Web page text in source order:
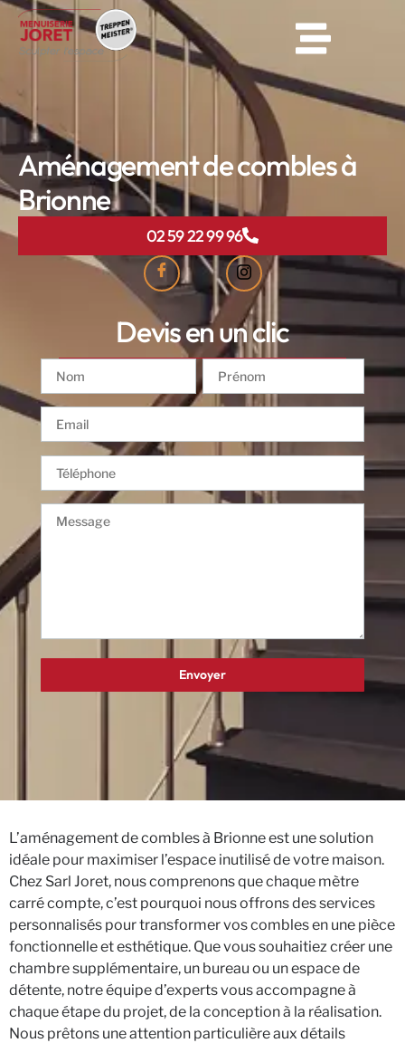
Aménagement de combles à
Brionne
02 59 22 99 96
Devis en un clic
L’aménagement de combles à Brionne est une solution
idéale pour maximiser l’espace inutilisé de votre maison.
Chez Sarl Joret, nous comprenons que chaque mètre
carré compte, c’est pourquoi nous offrons des services
personnalisés pour transformer vos combles en une pièce
fonctionnelle et esthétique. Que vous souhaitiez créer une
chambre supplémentaire, un bureau ou un espace de
détente, notre équipe d’experts vous accompagne à
chaque étape du projet, de la conception à la réalisation.
Nous prêtons une attention particulière aux détails